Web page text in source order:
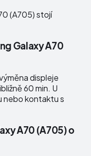
(A705) stojí
Galaxy A70
displeje
60 min. U
nebo kontaktu s
A70 (A705) o